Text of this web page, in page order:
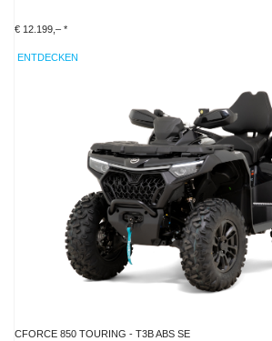
€ 12.199,– *
ENTDECKEN
CFORCE 850 TOURING - T3B ABS SE